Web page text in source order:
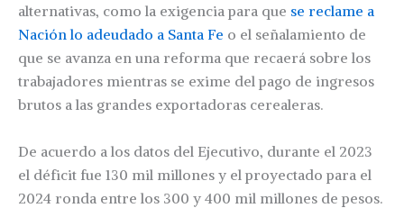
alternativas, como la exigencia para que se reclame a
Nación lo adeudado a Santa Fe o el señalamiento de
que se avanza en una reforma que recaerá sobre los
trabajadores mientras se exime del pago de ingresos
brutos a las grandes exportadoras cerealeras.
De acuerdo a los datos del Ejecutivo, durante el 2023
el déficit fue 130 mil millones y el proyectado para el
2024 ronda entre los 300 y 400 mil millones de pesos.